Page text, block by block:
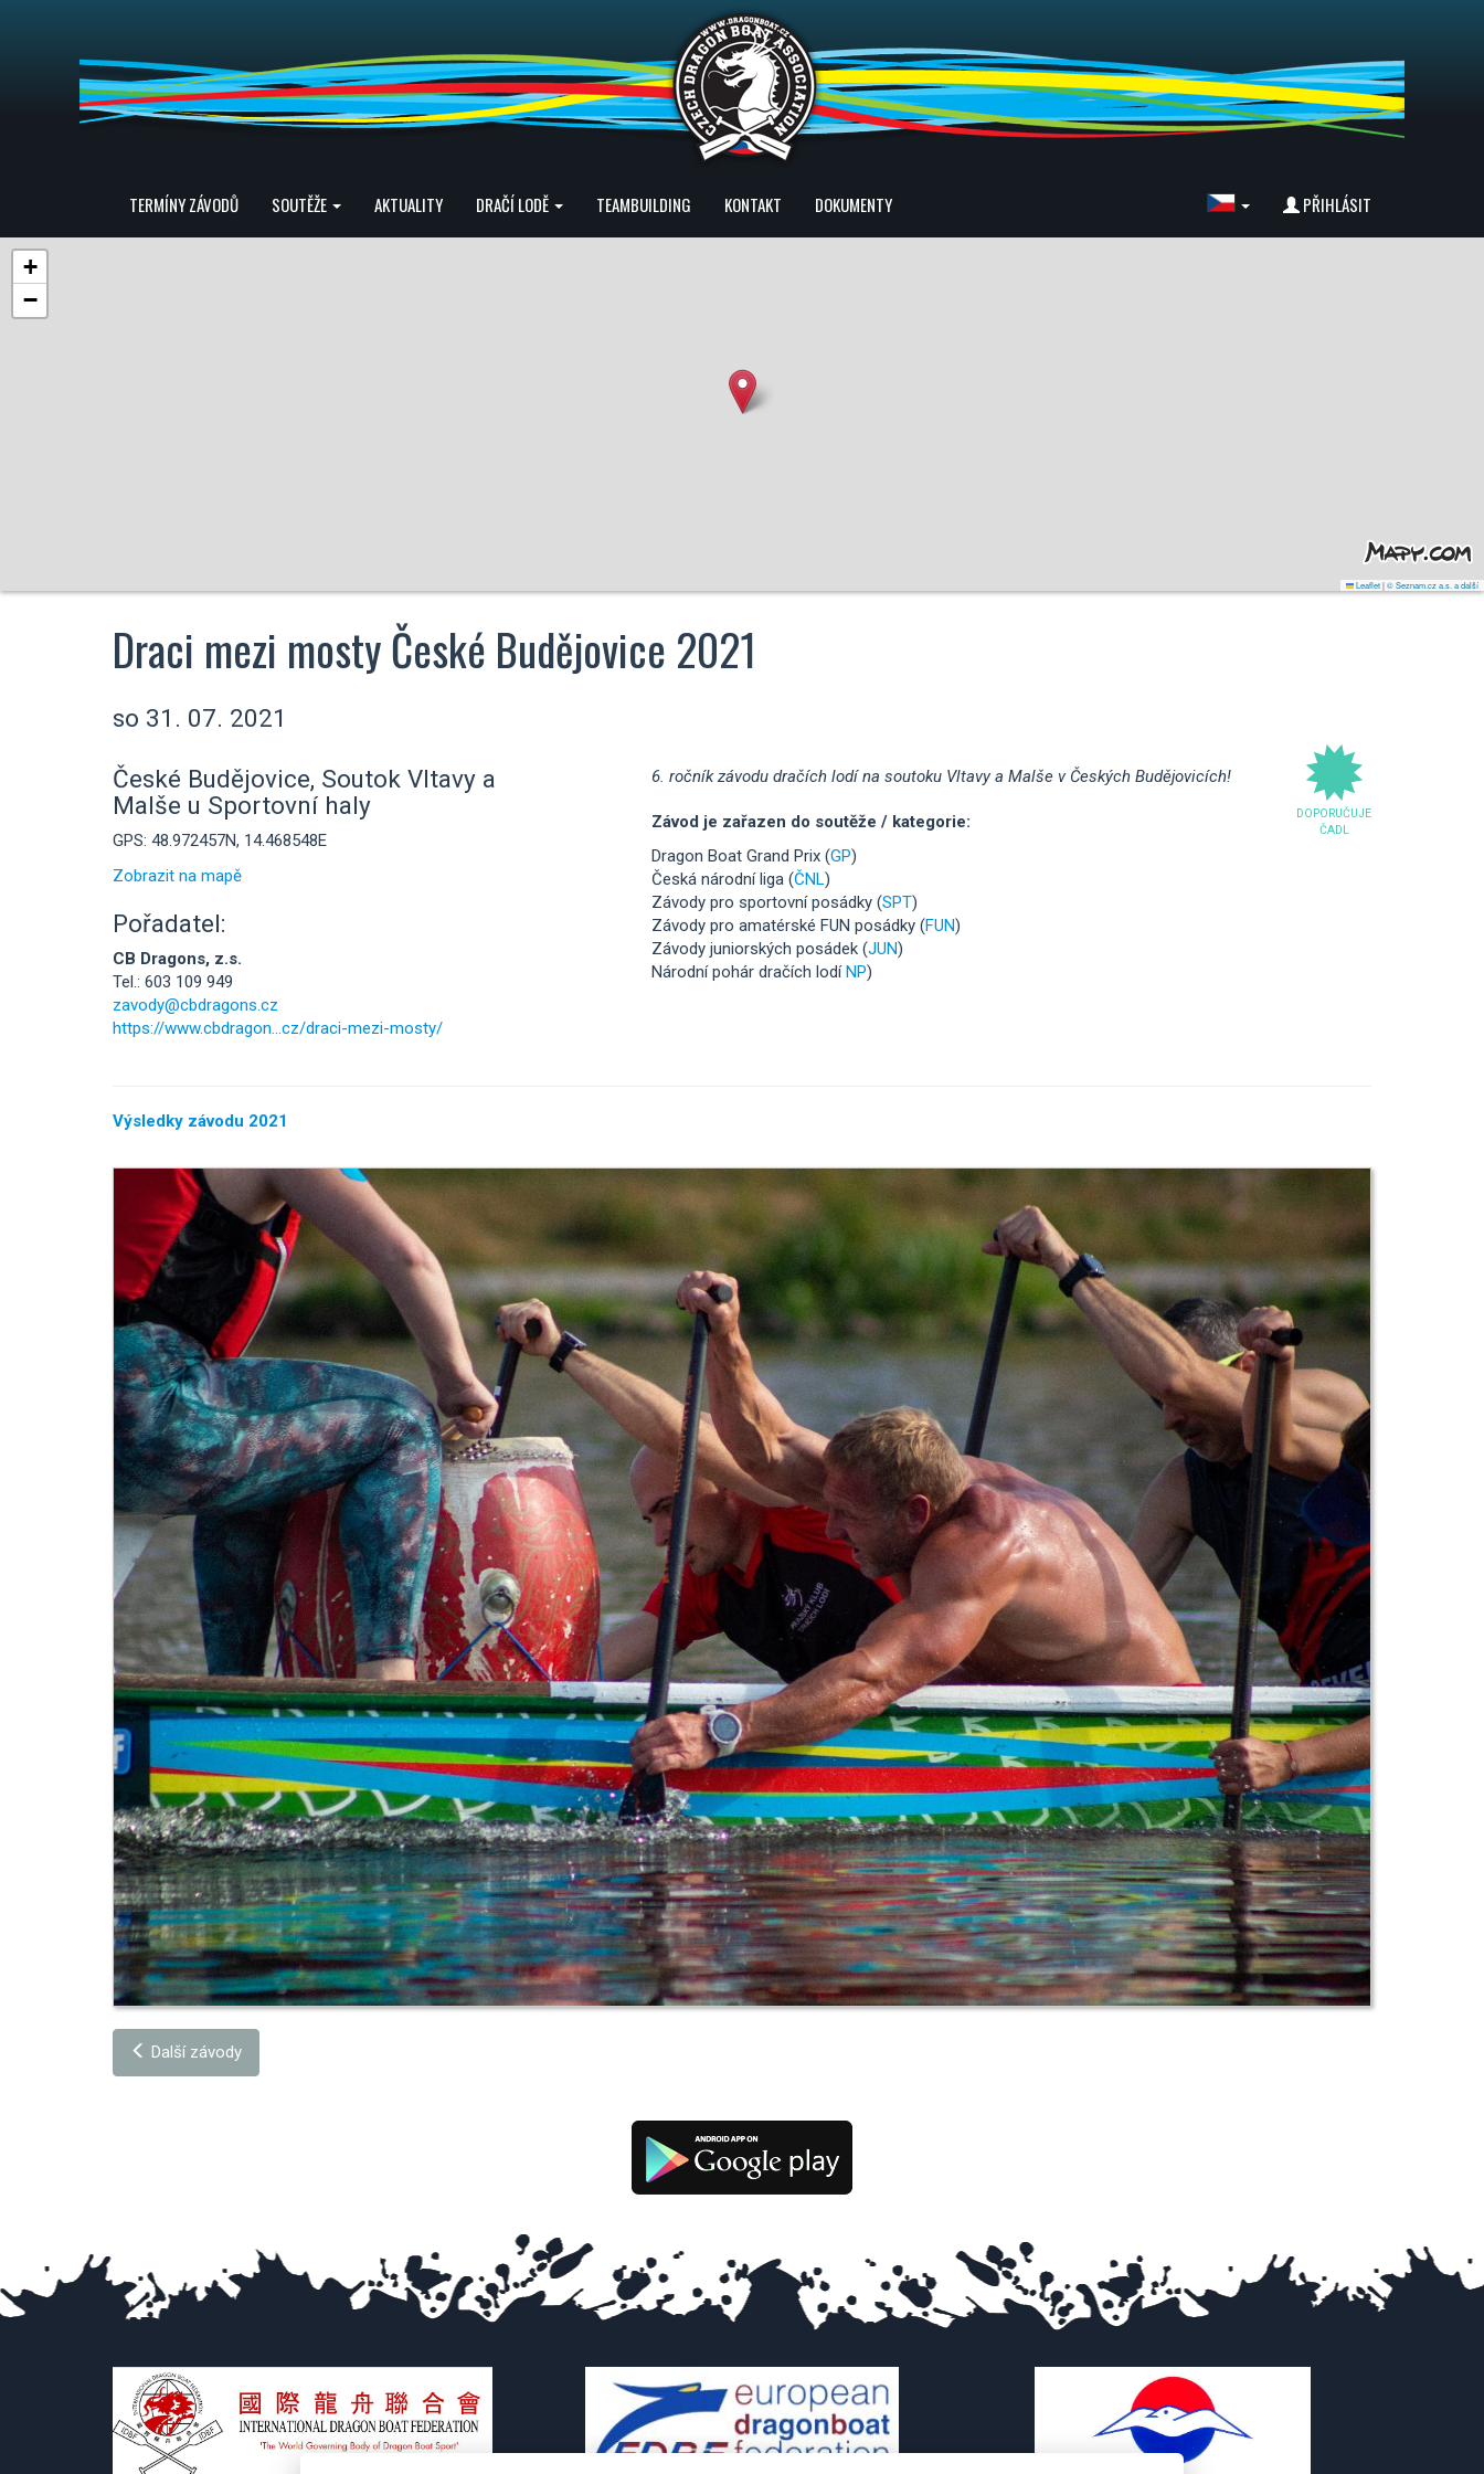
TERMÍNY ZÁVODŮ SOUTĚŽE AKTUALITY DRAČÍ LODĚ TEAMBUILDING KONTAKT DOKUMENTY PŘIHLÁSIT
+
−
Leaflet|© Seznam.cz a.s. a další
Draci mezi mosty České Budějovice 2021
so 31. 07. 2021
České Budějovice, Soutok Vltavy a
Malše u Sportovní haly
GPS: 48.972457N, 14.468548E
Zobrazit na mapě
Pořadatel:
CB Dragons, z.s.
Tel.: 603 109 949
zavody@cbdragons.cz
https://www.cbdragon...cz/draci-mezi-mosty/
DOPORUČUJE
ČADL
6. ročník závodu dračích lodí na soutoku Vltavy a Malše v Českých Budějovicích!
Závod je zařazen do soutěže / kategorie:
Dragon Boat Grand Prix (GP)
Česká národní liga (ČNL)
Závody pro sportovní posádky (SPT)
Závody pro amatérské FUN posádky (FUN)
Závody juniorských posádek (JUN)
Národní pohár dračích lodíNP)
Výsledky závodu 2021
Další závody